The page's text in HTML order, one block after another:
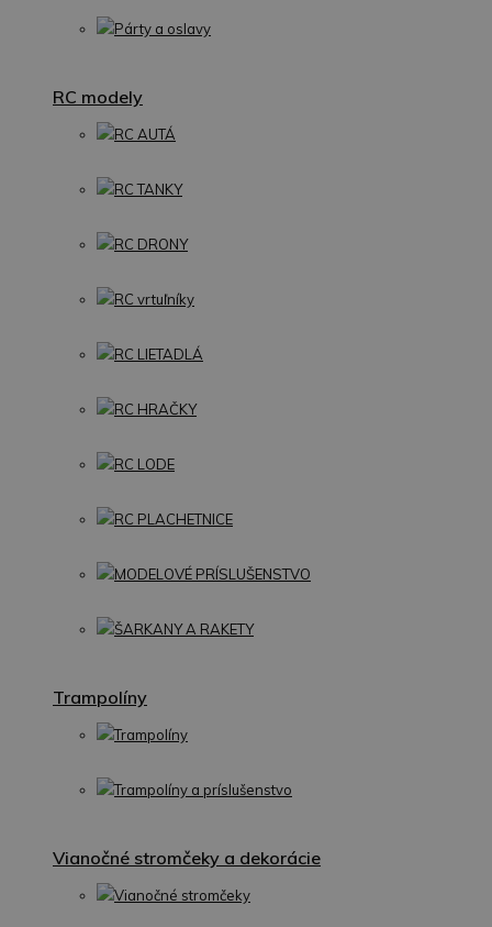
Párty a oslavy
RC modely
RC AUTÁ
RC TANKY
RC DRONY
RC vrtuľníky
RC LIETADLÁ
RC HRAČKY
RC LODE
RC PLACHETNICE
MODELOVÉ PRÍSLUŠENSTVO
ŠARKANY A RAKETY
Trampolíny
Trampolíny
Trampolíny a príslušenstvo
Vianočné stromčeky a dekorácie
Vianočné stromčeky